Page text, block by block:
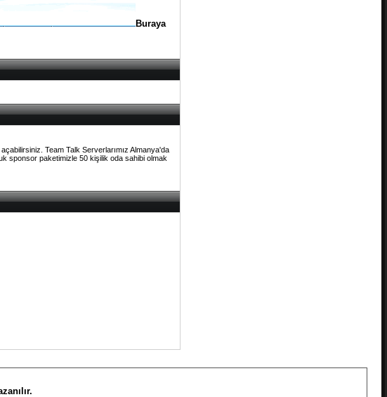
Buraya
Team Talk Serverlarımız Almanya'da
sponsor paketimizle 50 kişilik oda sahibi olmak